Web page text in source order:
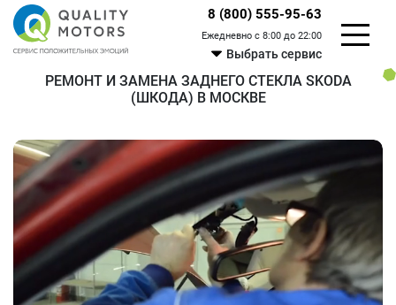
8 (800) 555-95-63
Ежедневно с 8:00 до 22:00
Выбрать сервис
РЕМОНТ И ЗАМЕНА ЗАДНЕГО СТЕКЛА SKODA
(ШКОДА) В МОСКВЕ